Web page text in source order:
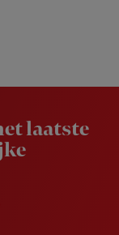
laatste